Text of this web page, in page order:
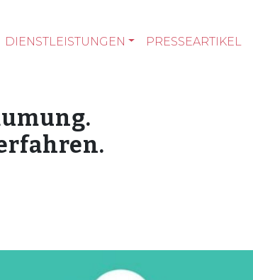
DIENSTLEISTUNGEN PRESSEARTIKEL